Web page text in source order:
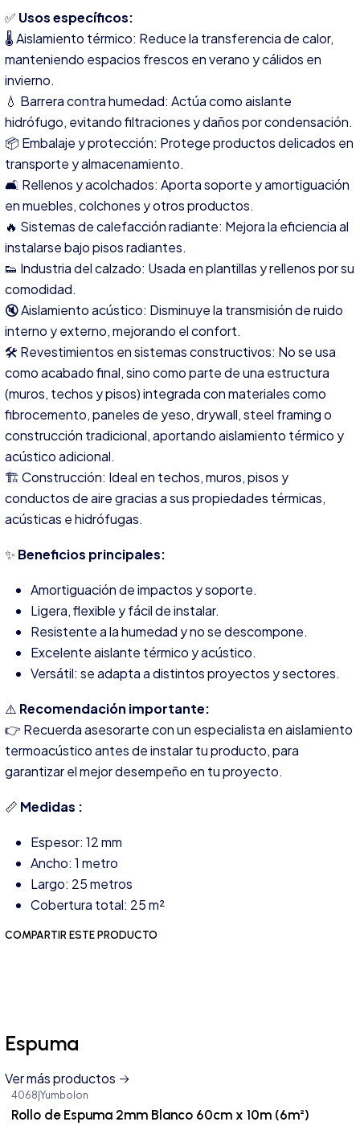
✅ Usos específicos:
🌡️ Aislamiento térmico: Reduce la transferencia de calor,
manteniendo espacios frescos en verano y cálidos en
invierno.
💧 Barrera contra humedad: Actúa como aislante
hidrófugo, evitando filtraciones y daños por condensación.
📦 Embalaje y protección: Protege productos delicados en
transporte y almacenamiento.
🛋️ Rellenos y acolchados: Aporta soporte y amortiguación
en muebles, colchones y otros productos.
🔥 Sistemas de calefacción radiante: Mejora la eficiencia al
instalarse bajo pisos radiantes.
👟 Industria del calzado: Usada en plantillas y rellenos por su
comodidad.
🔇 Aislamiento acústico: Disminuye la transmisión de ruido
interno y externo, mejorando el confort.
🛠️ Revestimientos en sistemas constructivos: No se usa
como acabado final, sino como parte de una estructura
(muros, techos y pisos) integrada con materiales como
fibrocemento, paneles de yeso, drywall, steel framing o
construcción tradicional, aportando aislamiento térmico y
acústico adicional.
🏗️ Construcción: Ideal en techos, muros, pisos y
conductos de aire gracias a sus propiedades térmicas,
acústicas e hidrófugas.
✨ Beneficios principales:
Amortiguación de impactos y soporte.
Ligera, flexible y fácil de instalar.
Resistente a la humedad y no se descompone.
Excelente aislante térmico y acústico.
Versátil: se adapta a distintos proyectos y sectores.
⚠️ Recomendación importante:
👉 Recuerda asesorarte con un especialista en aislamiento
termoacústico antes de instalar tu producto, para
garantizar el mejor desempeño en tu proyecto.
📏 Medidas :
Espesor: 12 mm
Ancho: 1 metro
Largo: 25 metros
Cobertura total: 25 m²
COMPARTIR ESTE PRODUCTO
Espuma
Ver más productos
Agotado
4068 Yumbolon
Rollo de Espuma 2mm Blanco 60cm x 10m (6m²)